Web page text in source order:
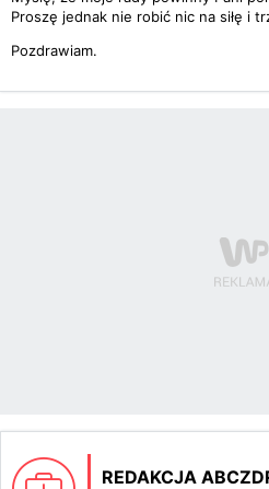
Proszę jednak nie robić nic na siłę i
Pozdrawiam.
REDAKCJA